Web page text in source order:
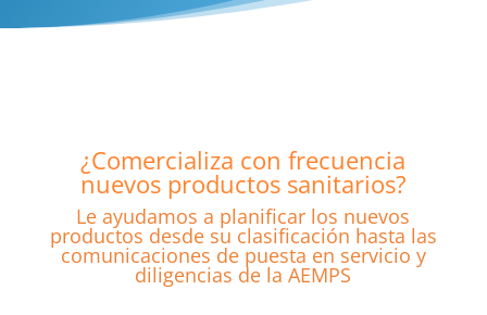
¿Comercializa con frecuencia
nuevos productos sanitarios?
Le ayudamos a planificar los nuevos
productos desde su clasificación hasta las
comunicaciones de puesta en servicio y
diligencias de la AEMPS